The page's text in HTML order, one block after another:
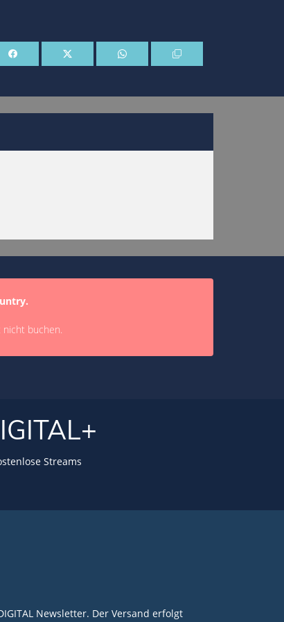
nicht buchen.
Streams
Newsletter. Der Versand erfolgt